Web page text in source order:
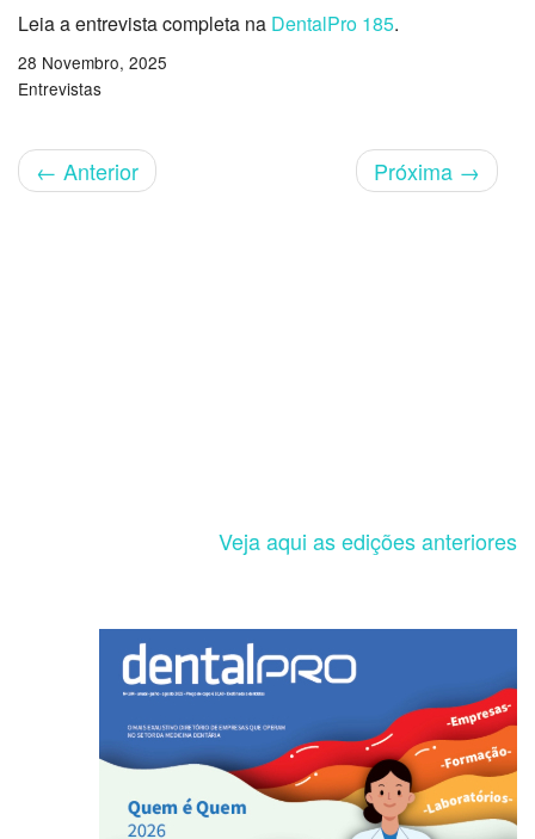
Leia a entrevista completa na DentalPro 185.
28 Novembro, 2025
Entrevistas
← Anterior Próxima →
Veja aqui as edições anteriores